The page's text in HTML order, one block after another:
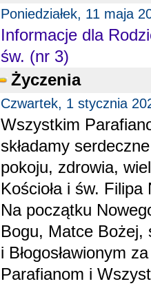
Poniedziałek, 11 maja
Informacje dla
św. (nr 3)
Życzenia
Czwartek, 1 stycznia
Wszystkim
składamy
pokoju, zdrowia,
Kościoła i św. Filipa
Na początku
Bogu, Matce Bożej,
i Błogosławionym
Parafianom i